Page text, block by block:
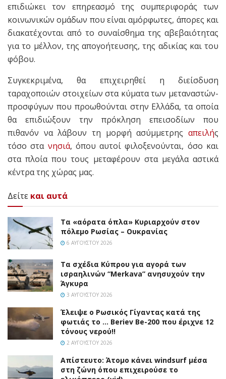
επιδιώκει τον επηρεασμό της συμπεριφοράς των
κοινωνικών ομάδων που είναι αμόρφωτες, άπορες και
διακατέχονται από το συναίσθημα της αβεβαιότητας
για το μέλλον, της απογοήτευσης, της αδικίας και του
φόβου.
Συγκεκριμένα, θα επιχειρηθεί η διείσδυση
ταραχοποιών στοιχείων στα κύματα των μεταναστών-
προσφύγων που προωθούνται στην Ελλάδα, τα οποία
θα επιδιώξουν την πρόκληση επεισοδίων που
πιθανόν να λάβουν τη μορφή ασύμμετρης απειλής
τόσο στα νησιά, όπου αυτοί φιλοξενούνται, όσο και
στα πλοία που τους μεταφέρουν στα μεγάλα αστικά
κέντρα της χώρας μας.
Δείτε και αυτά
Τα «αόρατα όπλα» Κυριαρχούν στον
πόλεμο Ρωσίας – Ουκρανίας
6 ΑΥΓΟΎΣΤΟΥ 2026
Τα σχέδια Κύπρου για αγορά των
ισραηλινών “Merkava” ανησυχούν την
Άγκυρα
3 ΑΥΓΟΎΣΤΟΥ 2026
Έλειψε ο Ρωσικός Γίγαντας κατά της
φωτιάς το … Beriev Be-200 που έριχνε 12
τόνους νερού!!
2 ΑΥΓΟΎΣΤΟΥ 2026
Απίστευτο: Άτομο κάνει windsurf μέσα
στη ζώνη όπου επιχειρούσε το